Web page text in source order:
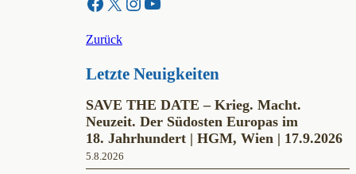
Zurück
Letzte Neuigkeiten
SAVE THE DATE – Krieg. Macht.
Neuzeit. Der Südosten Europas im
18. Jahrhundert | HGM, Wien | 17.9.2026
5.8.2026